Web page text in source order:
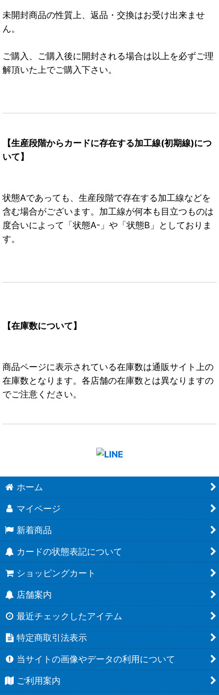
未開封商品の性質上、返品・交換はお受け出来ませ
ん。
ご購入、ご購入後に開封される場合は以上を必ずご理
解頂いた上でご購入下さい。
【生産段階からカードに存在する加工線(初期線)につ
いて】
状態Aであっても、生産段階で存在する加工線などを
含む場合がございます。加工線が何本も目立つものは
度合いによって「状態A-」や「状態B」としておりま
す。
【在庫数について】
商品ページに表示されている在庫数は通販サイト上の
在庫数となります。各店舗の在庫数とは異なりますの
でご注意ください。
ホーム
マイページ
新着商品
カードの状態表記について
ショッピングカート
店舗案内
最近チェックしたアイテム
特定商取引法表示
当サイトの画像やデータの利用について
ご利用案内